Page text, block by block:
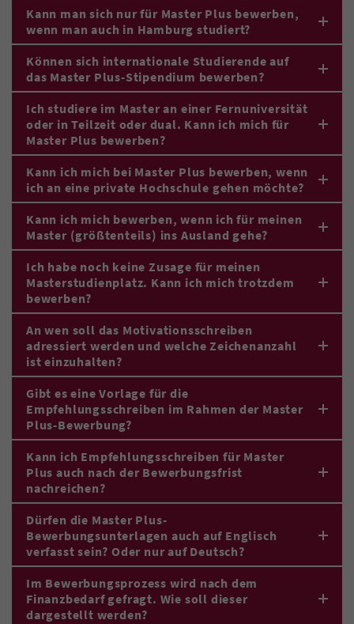
Kann man sich nur für Master Plus bewerben,
wenn man auch in Hamburg studiert?
Können sich internationale Studierende auf
das Master Plus-Stipendium bewerben?
Ich studiere im Master an einer Fernuniversität
oder in Teilzeit oder dual. Kann ich mich für
Master Plus bewerben?
Kann ich mich bei Master Plus bewerben, wenn
ich an eine private Hochschule gehen möchte?
Kann ich mich bewerben, wenn ich für meinen
Master (größtenteils) ins Ausland gehe?
Ich habe noch keine Zusage für meinen
Masterstudienplatz. Kann ich mich trotzdem
bewerben?
An wen soll das Motivationsschreiben
adressiert werden und welche Zeichenanzahl
ist einzuhalten?
Gibt es eine Vorlage für die
Empfehlungsschreiben im Rahmen der Master
Plus-Bewerbung?
Kann ich Empfehlungsschreiben für Master
Plus auch nach der Bewerbungsfrist
nachreichen?
Dürfen die Master Plus-
Bewerbungsunterlagen auch auf Englisch
verfasst sein? Oder nur auf Deutsch?
Im Bewerbungsprozess wird nach dem
Finanzbedarf gefragt. Wie soll dieser
dargestellt werden?